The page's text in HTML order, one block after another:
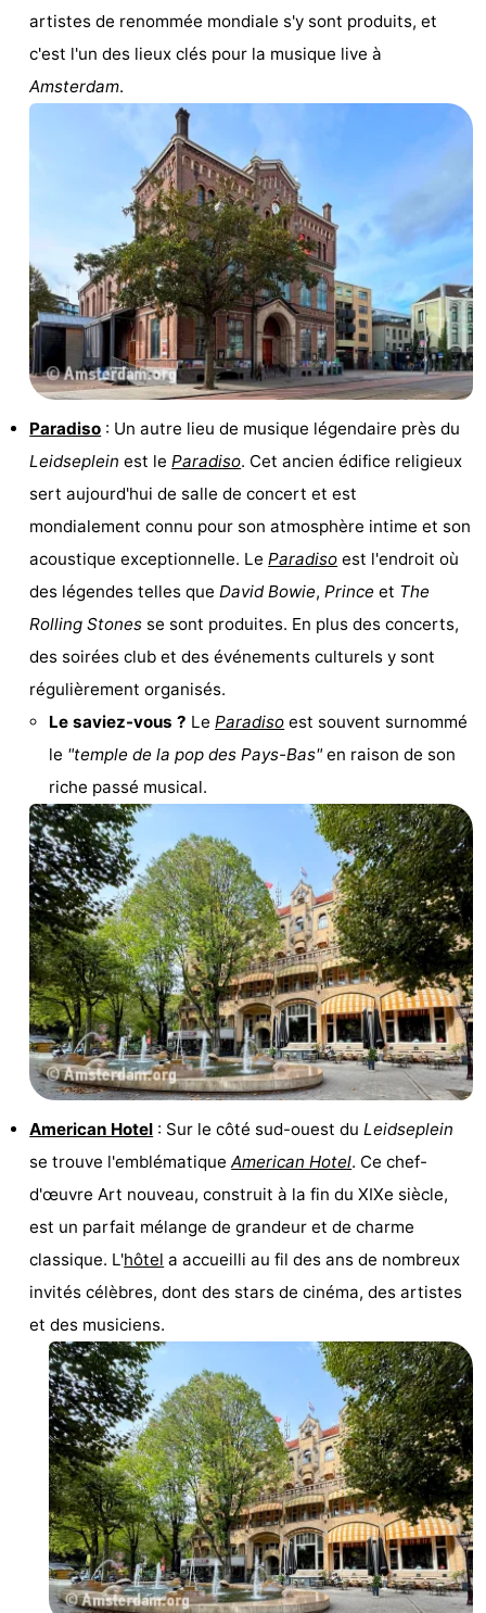
et
Parties
du
Nord
Hollande
du
Sud
Pratiques
Forum
Transports
en
Route
Centrale
Schiphol
Eindhoven
Stationnement
Astuces
pour
touristes
Adresses
Médicales
Météo
Contact
Us
artistes de renommée mondiale s'y sont produits, et
c'est l'un des lieux clés pour la musique live à
Amsterdam.
Paradiso : Un autre lieu de musique légendaire près du
Leidseplein est leParadiso. Cet ancien édifice religieux
sert aujourd'hui de salle de concert et est
mondialement connu pour son atmosphère intime et son
acoustique exceptionnelle. LeParadiso est l'endroit où
des légendes telles queDavid Bowie,Prince et The
Rolling Stones se sont produites. En plus des concerts,
des soirées club et des événements culturels y sont
régulièrement organisés.
Le saviez-vous ? LeParadiso est souvent surnommé
le "temple de la pop des Pays-Bas" en raison de son
riche passé musical.
American Hotel : Sur le côté sud-ouest duLeidseplein
se trouve l'emblématiqueAmerican Hotel. Ce chef-
d'œuvre Art nouveau, construit à la fin du XIXe siècle,
est un parfait mélange de grandeur et de charme
classique. L'hôtel a accueilli au fil des ans de nombreux
invités célèbres, dont des stars de cinéma, des artistes
et des musiciens.